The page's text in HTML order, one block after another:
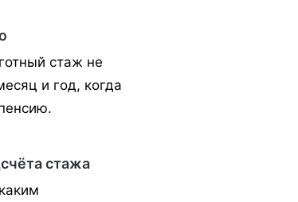
стаж не
и год, когда
стажа